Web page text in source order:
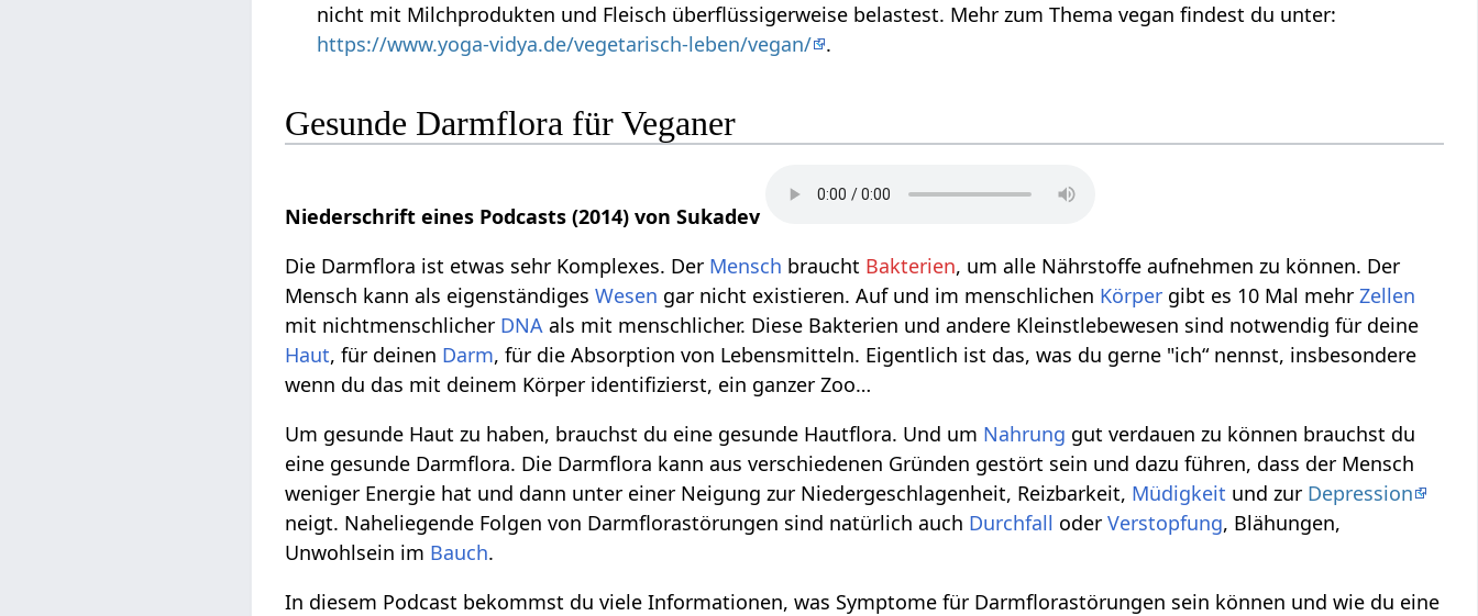
nicht mit Milchprodukten und Fleisch überflüssigerweise belastest. Mehr zum Thema vegan findest du unter:
https://www.yoga-vidya.de/vegetarisch-leben/vegan/ .
Gesunde Darmflora für Veganer
Niederschrift eines Podcasts (2014) von Sukadev
Die Darmflora ist etwas sehr Komplexes. Der Mensch braucht Bakterien, um alle Nährstoffe aufnehmen zu können. Der
Mensch kann als eigenständigesWesen gar nicht existieren. Auf und im menschlichen Körper gibt es 10 Mal mehrZellen
mit nichtmenschlicher DNA als mit menschlicher. Diese Bakterien und andere Kleinstlebewesen sind notwendig für deine
Haut, für deinen Darm, für die Absorption von Lebensmitteln. Eigentlich ist das, was du gerne "ich“ nennst, insbesondere
wenn du das mit deinem Körper identifizierst, ein ganzer Zoo…
Um gesunde Haut zu haben, brauchst du eine gesunde Hautflora. Und um Nahrung gut verdauen zu können brauchst du
eine gesunde Darmflora. Die Darmflora kann aus verschiedenen Gründen gestört sein und dazu führen, dass der Mensch
weniger Energie hat und dann unter einer Neigung zur Niedergeschlagenheit, Reizbarkeit, Müdigkeit und zur Depression
neigt. Naheliegende Folgen von Darmflorastörungen sind natürlich auch Durchfall oderVerstopfung, Blähungen,
Unwohlsein im Bauch.
In diesem Podcast bekommst du viele Informationen, was Symptome für Darmflorastörungen sein können und wie du eine